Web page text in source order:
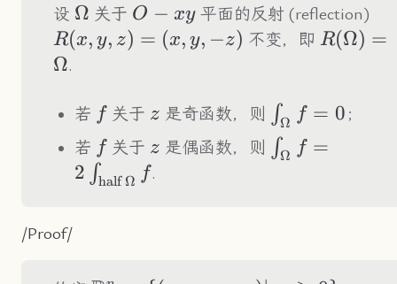
设 \Omega
Ω 关于 O-
xy
O − xy平面的反射 (reflection)
R(x, y, z) = (x, y, −z) 不变，即 R(Ω) =
Ω.
若 ff 关于 z
z 是奇函数，则
\int_\Omega
f=0
∫Ω f = 0 ；
若 ff 关于 z
z 是偶函数，则
\int_\Omega
∫Ω f =
2 ∫halfΩ f.
/Proof/